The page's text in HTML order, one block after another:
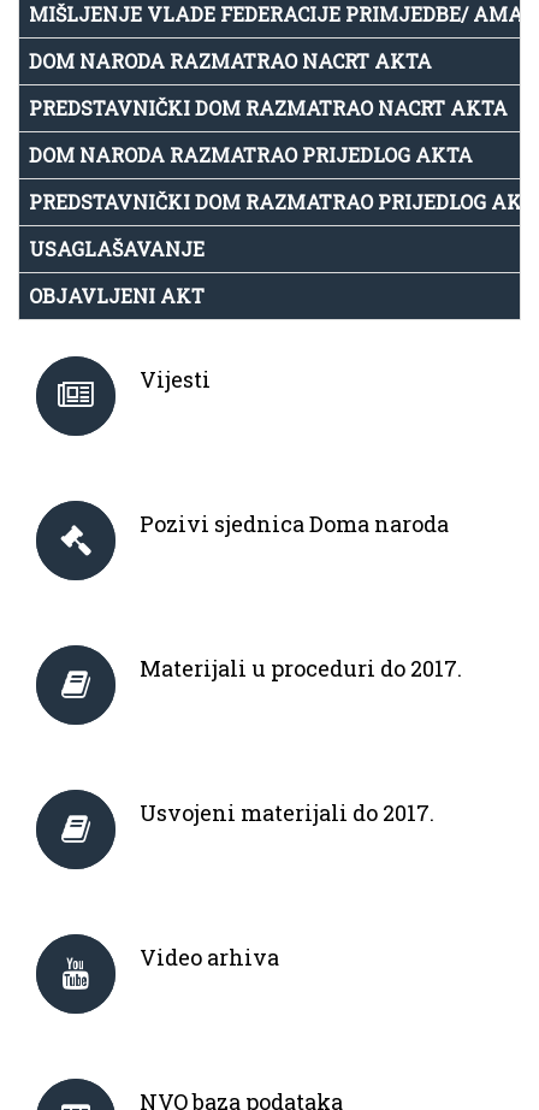
MIŠLJENJE VLADE FEDERACIJE PRIMJEDBE/
DOM NARODA RAZMATRAO NACRT AKTA
PREDSTAVNIČKI DOM RAZMATRAO NACRT AKTA
DOM NARODA RAZMATRAO PRIJEDLOG AKTA
PREDSTAVNIČKI DOM RAZMATRAO PRIJEDLOG
USAGLAŠAVANJE
OBJAVLJENI AKT
Vijesti
Pozivi sjednica Doma naroda
Materijali u proceduri do 2017.
Usvojeni materijali do 2017.
Video arhiva
NVO baza podataka